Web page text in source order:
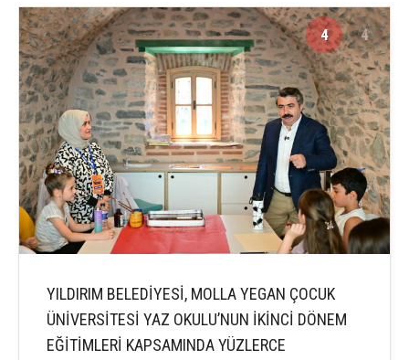
4 4
YILDIRIM BELEDİYESİ, MOLLA YEGAN ÇOCUK
ÜNİVERSİTESİ YAZ OKULU’NUN İKİNCİ DÖNEM
EĞİTİMLERİ KAPSAMINDA YÜZLERCE